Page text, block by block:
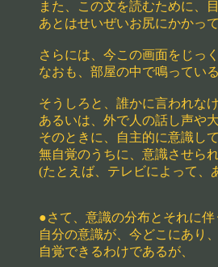
また、この文を読むために、
あとはせいぜいお尻にかかっ
さらには、今この画面をじっ
なおも、部屋の中で鳴ってい
そうしろと、誰かに言われなけ
あるいは、外で人の話し声や
そのときに、自主的に意識し
無自覚のうちに、意識させら
(たとえば、テレビによって、
●さて、意識の分布とそれに伴
自分の意識が、今どこにあり
自覚できるわけであるが、